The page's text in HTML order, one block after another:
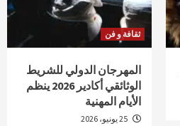
ثقافة و فن
المهرجان الدولي للشريط
الوثائقي أكادير 2026 ينظم
الأيام المهنية